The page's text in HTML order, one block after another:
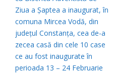
Ziua a Șaptea a inaugurat, în
comuna Mircea Vodă, din
județul Constanța, cea de-a
zecea casă din cele 10 case
ce au fost inaugurate în
perioada 13 – 24 Februarie